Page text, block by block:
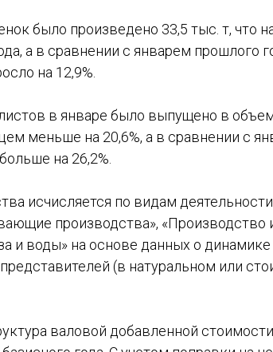
было произведено 33,5 тыс. т, что
а в сравнении с январем прошлого
на 12,9%.
в январе было выпущено в
меньше на 20,6%, а в сравнении с
на 26,2%.
исчисляется по видам
производства», «Производство
и воды» на основе данных о динамике
(в натуральном или
валовой добавленной